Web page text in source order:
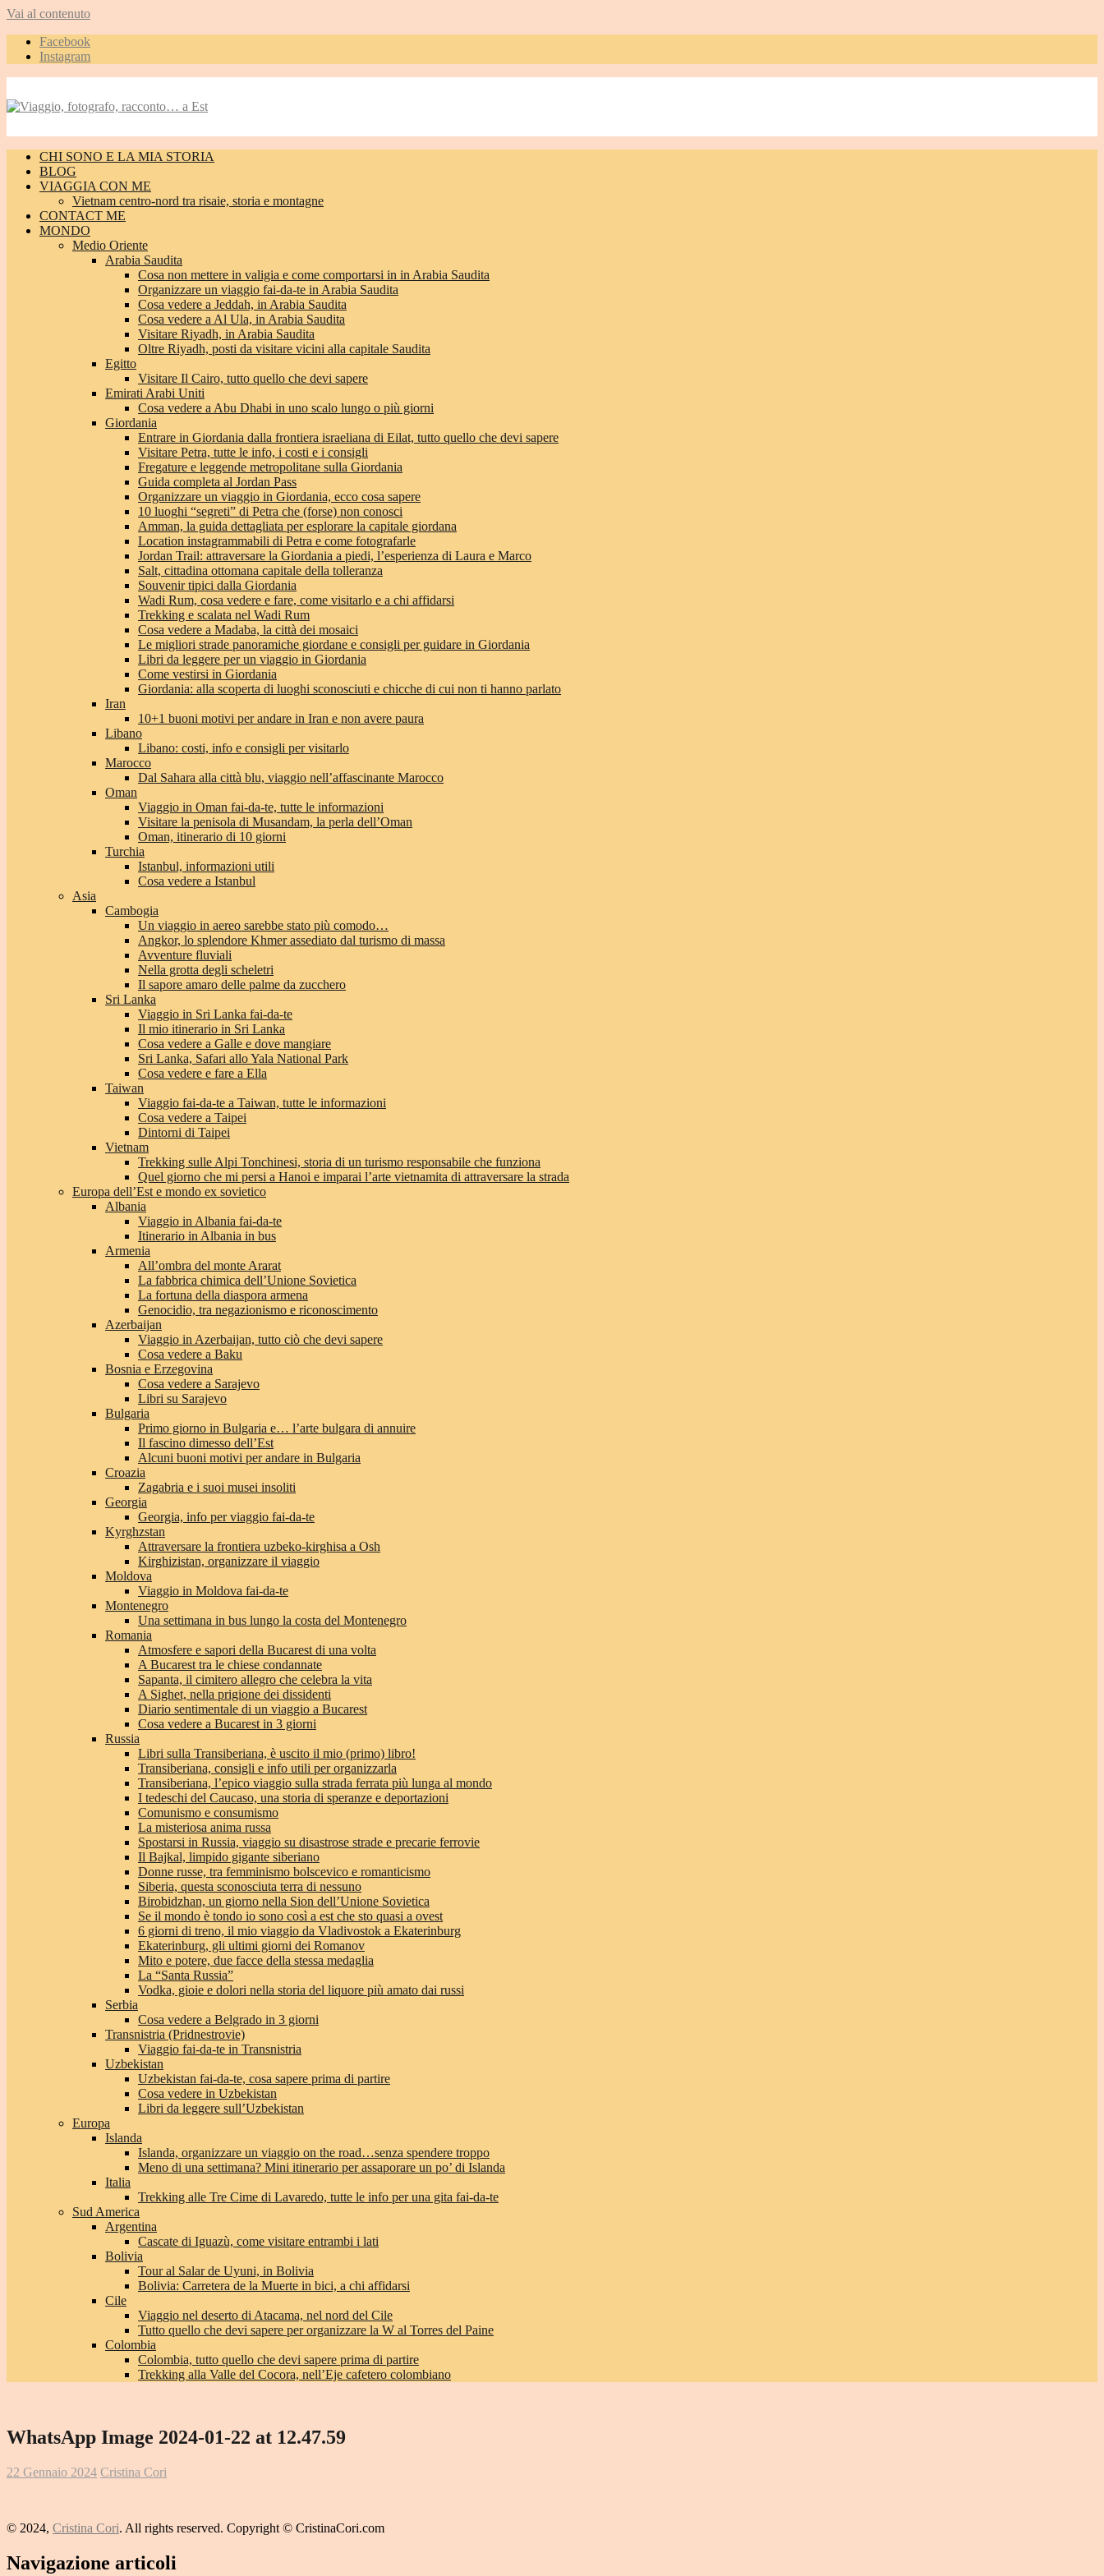
Vai al contenuto
Facebook
Instagram
CHI SONO E LA MIA STORIA
BLOG
VIAGGIA CON ME
Vietnam centro-nord tra risaie, storia e montagne
CONTACT ME
MONDO
Medio Oriente
Arabia Saudita
Cosa non mettere in valigia e come comportarsi in in Arabia Saudita
Organizzare un viaggio fai-da-te in Arabia Saudita
Cosa vedere a Jeddah, in Arabia Saudita
Cosa vedere a Al Ula, in Arabia Saudita
Visitare Riyadh, in Arabia Saudita
Oltre Riyadh, posti da visitare vicini alla capitale Saudita
Egitto
Visitare Il Cairo, tutto quello che devi sapere
Emirati Arabi Uniti
Cosa vedere a Abu Dhabi in uno scalo lungo o più giorni
Giordania
Entrare in Giordania dalla frontiera israeliana di Eilat, tutto quello che devi sapere
Visitare Petra, tutte le info, i costi e i consigli
Fregature e leggende metropolitane sulla Giordania
Guida completa al Jordan Pass
Organizzare un viaggio in Giordania, ecco cosa sapere
10 luoghi “segreti” di Petra che (forse) non conosci
Amman, la guida dettagliata per esplorare la capitale giordana
Location instagrammabili di Petra e come fotografarle
Jordan Trail: attraversare la Giordania a piedi, l’esperienza di Laura e Marco
Salt, cittadina ottomana capitale della tolleranza
Souvenir tipici dalla Giordania
Wadi Rum, cosa vedere e fare, come visitarlo e a chi affidarsi
Trekking e scalata nel Wadi Rum
Cosa vedere a Madaba, la città dei mosaici
Le migliori strade panoramiche giordane e consigli per guidare in Giordania
Libri da leggere per un viaggio in Giordania
Come vestirsi in Giordania
Giordania: alla scoperta di luoghi sconosciuti e chicche di cui non ti hanno parlato
Iran
10+1 buoni motivi per andare in Iran e non avere paura
Libano
Libano: costi, info e consigli per visitarlo
Marocco
Dal Sahara alla città blu, viaggio nell’affascinante Marocco
Oman
Viaggio in Oman fai-da-te, tutte le informazioni
Visitare la penisola di Musandam, la perla dell’Oman
Oman, itinerario di 10 giorni
Turchia
Istanbul, informazioni utili
Cosa vedere a Istanbul
Asia
Cambogia
Un viaggio in aereo sarebbe stato più comodo…
Angkor, lo splendore Khmer assediato dal turismo di massa
Avventure fluviali
Nella grotta degli scheletri
Il sapore amaro delle palme da zucchero
Sri Lanka
Viaggio in Sri Lanka fai-da-te
Il mio itinerario in Sri Lanka
Cosa vedere a Galle e dove mangiare
Sri Lanka, Safari allo Yala National Park
Cosa vedere e fare a Ella
Taiwan
Viaggio fai-da-te a Taiwan, tutte le informazioni
Cosa vedere a Taipei
Dintorni di Taipei
Vietnam
Trekking sulle Alpi Tonchinesi, storia di un turismo responsabile che funziona
Quel giorno che mi persi a Hanoi e imparai l’arte vietnamita di attraversare la strada
Europa dell’Est e mondo ex sovietico
Albania
Viaggio in Albania fai-da-te
Itinerario in Albania in bus
Armenia
All’ombra del monte Ararat
La fabbrica chimica dell’Unione Sovietica
La fortuna della diaspora armena
Genocidio, tra negazionismo e riconoscimento
Azerbaijan
Viaggio in Azerbaijan, tutto ciò che devi sapere
Cosa vedere a Baku
Bosnia e Erzegovina
Cosa vedere a Sarajevo
Libri su Sarajevo
Bulgaria
Primo giorno in Bulgaria e… l’arte bulgara di annuire
Il fascino dimesso dell’Est
Alcuni buoni motivi per andare in Bulgaria
Croazia
Zagabria e i suoi musei insoliti
Georgia
Georgia, info per viaggio fai-da-te
Kyrghzstan
Attraversare la frontiera uzbeko-kirghisa a Osh
Kirghizistan, organizzare il viaggio
Moldova
Viaggio in Moldova fai-da-te
Montenegro
Una settimana in bus lungo la costa del Montenegro
Romania
Atmosfere e sapori della Bucarest di una volta
A Bucarest tra le chiese condannate
Sapanta, il cimitero allegro che celebra la vita
A Sighet, nella prigione dei dissidenti
Diario sentimentale di un viaggio a Bucarest
Cosa vedere a Bucarest in 3 giorni
Russia
Libri sulla Transiberiana, è uscito il mio (primo) libro!
Transiberiana, consigli e info utili per organizzarla
Transiberiana, l’epico viaggio sulla strada ferrata più lunga al mondo
I tedeschi del Caucaso, una storia di speranze e deportazioni
Comunismo e consumismo
La misteriosa anima russa
Spostarsi in Russia, viaggio su disastrose strade e precarie ferrovie
Il Bajkal, limpido gigante siberiano
Donne russe, tra femminismo bolscevico e romanticismo
Siberia, questa sconosciuta terra di nessuno
Birobidzhan, un giorno nella Sion dell’Unione Sovietica
Se il mondo è tondo io sono così a est che sto quasi a ovest
6 giorni di treno, il mio viaggio da Vladivostok a Ekaterinburg
Ekaterinburg, gli ultimi giorni dei Romanov
Mito e potere, due facce della stessa medaglia
La “Santa Russia”
Vodka, gioie e dolori nella storia del liquore più amato dai russi
Serbia
Cosa vedere a Belgrado in 3 giorni
Transnistria (Pridnestrovie)
Viaggio fai-da-te in Transnistria
Uzbekistan
Uzbekistan fai-da-te, cosa sapere prima di partire
Cosa vedere in Uzbekistan
Libri da leggere sull’Uzbekistan
Europa
Islanda
Islanda, organizzare un viaggio on the road…senza spendere troppo
Meno di una settimana? Mini itinerario per assaporare un po’ di Islanda
Italia
Trekking alle Tre Cime di Lavaredo, tutte le info per una gita fai-da-te
Sud America
Argentina
Cascate di Iguazù, come visitare entrambi i lati
Bolivia
Tour al Salar de Uyuni, in Bolivia
Bolivia: Carretera de la Muerte in bici, a chi affidarsi
Cile
Viaggio nel deserto di Atacama, nel nord del Cile
Tutto quello che devi sapere per organizzare la W al Torres del Paine
Colombia
Colombia, tutto quello che devi sapere prima di partire
Trekking alla Valle del Cocora, nell’Eje cafetero colombiano
WhatsApp Image 2024-01-22 at 12.47.59
22 Gennaio 2024 Cristina Cori
© 2024, Cristina Cori. All rights reserved. Copyright © CristinaCori.com
Navigazione articoli